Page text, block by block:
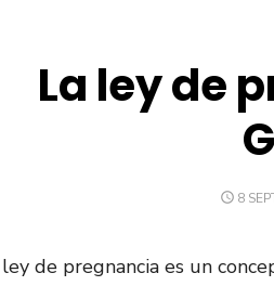
La ley de
8
de pregnancia es un